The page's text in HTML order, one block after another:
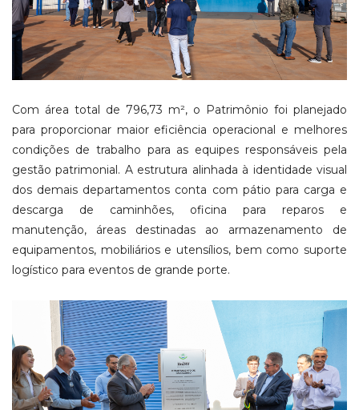
Com área total de 796,73 m², o Patrimônio foi planejado
para proporcionar maior eficiência operacional e melhores
condições de trabalho para as equipes responsáveis pela
gestão patrimonial. A estrutura alinhada à identidade visual
dos demais departamentos conta com pátio para carga e
descarga de caminhões, oficina para reparos e
manutenção, áreas destinadas ao armazenamento de
equipamentos, mobiliários e utensílios, bem como suporte
logístico para eventos de grande porte.